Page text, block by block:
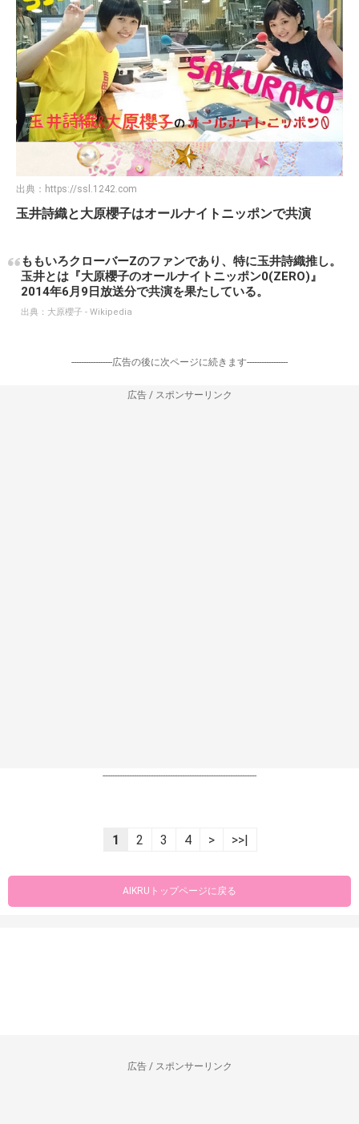
出典： https://ssl.1242.com
玉井詩織と大原櫻子はオールナイトニッポンで共演
ももいろクローバーZのファンであり、特に玉井詩織推し。
玉井とは『大原櫻子のオールナイトニッポン0(ZERO)』
2014年6月9日放送分で共演を果たしている。
出典： 大原櫻子 - Wikipedia
-----------------広告の後に次ページに続きます-----------------
広告 / スポンサーリンク
----------------------------------------------------------------
1 2 3 4 > >>|
AIKRUトップページに戻る
広告 / スポンサーリンク